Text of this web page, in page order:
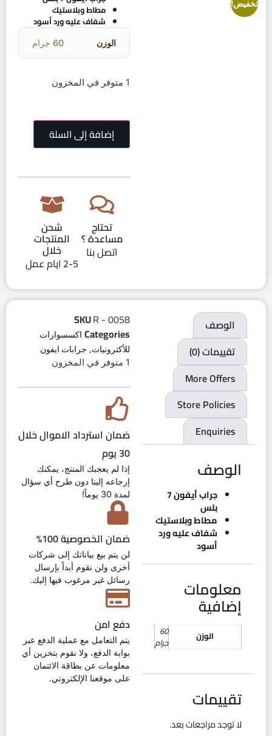
تخفيض! مطاط وبلاستيك
شفاف عليه ورد أسود
الوزن 60 جرام
1 متوفر في المخزون
إضافة إلى السلة
تحتاج
مساعدة ؟
اتصل بنا
شحن
المنتجات
خلال
2-5 ايام عمل
الوصف
تقييمات (0)
More Offers
Store Policies
Enquiries
الوصف
جراب أيفون 7
بلس
مطاط وبلاستيك
شفاف عليه ورد
أسود
معلومات
إضافية
الوزن 60
جرام
تقييمات
لا توجد مراجعات بعد.
SKUR - 0058
Categories اكسسوارات
للأكترونيات, جرابات ايفون
1 متوفر في المخزون
ضمان استرداد الاموال خلال
30 يوم
إذا لم يعجبك المنتج، يمكنك
إرجاعه إلينا دون طرح أي سؤال
لمدة 30 يوماً!
ضمان الخصوصية 100%
لن يتم بيع بياناتك إلى شركات
أخرى ولن نقوم أبداً بإرسال
رسائل غير مرغوب فيها إليك.
دفع امن
يتم التعامل مع عملية الدفع عبر
بوابة الدفع، ولا نقوم بتخزين أي
معلومات عن بطاقة الائتمان
على موقعنا الإلكتروني.